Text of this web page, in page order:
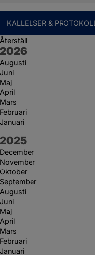
KALLELSER & PROTOKOLL
Återställ
År:
2026
Augusti
Juni
Maj
April
Mars
Februari
Januari
År:
2025
December
November
Oktober
September
Augusti
Juni
Maj
April
Mars
Februari
Januari